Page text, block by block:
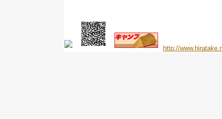
http://